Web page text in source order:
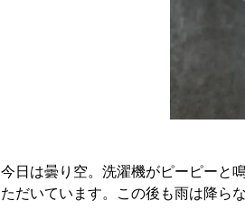
今日は曇り空。洗濯機がピーピーと
ただいています。この後も雨は降ら